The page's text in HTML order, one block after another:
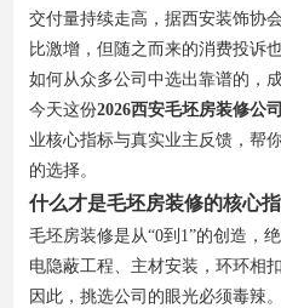
交付量持续走高，据西安装饰协
比激增，但随之而来的消费投诉
如何从众多公司中选出靠谱的，
今天这份2026西安毛坯房装修公
业核心指标与真实业主反馈，帮
的选择。
什么才是毛坯房装修的核心
毛坯房装修是从“0到1”的创造，
电隐蔽工程、主材安装，环环相
因此，挑选公司的眼光必须毒辣。